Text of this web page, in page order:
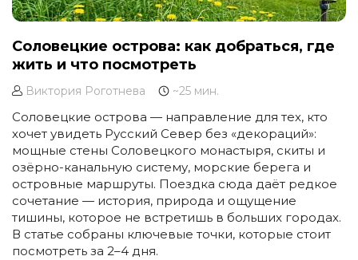
Соловецкие острова: как добраться, где
жить и что посмотреть
Виктория Роготнева ~25 мин.
Соловецкие острова — направление для тех, кто
хочет увидеть Русский Север без «декораций»:
мощные стены Соловецкого монастыря, скиты и
озёрно-канальную систему, морские берега и
островные маршруты. Поездка сюда даёт редкое
сочетание — история, природа и ощущение
тишины, которое не встретишь в больших городах.
В статье собраны ключевые точки, которые стоит
посмотреть за 2–4 дня.